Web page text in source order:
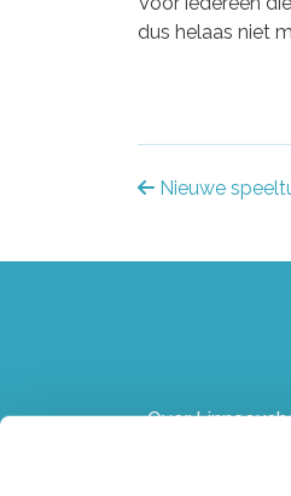
dus helaas niet
Bericht
Nieuwe
Over